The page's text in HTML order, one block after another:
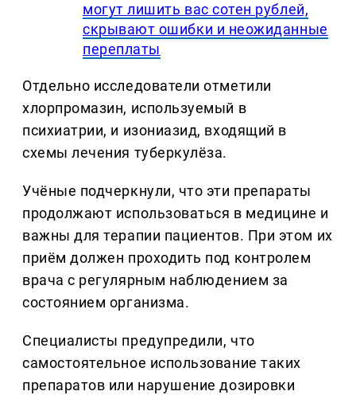
могут лишить вас сотен рублей,
скрывают ошибки и неожиданные
переплаты
Отдельно исследователи отметили
хлорпромазин, используемый в
психиатрии, и изониазид, входящий в
схемы лечения туберкулёза.
Учёные подчеркнули, что эти препараты
продолжают использоваться в медицине и
важны для терапии пациентов. При этом их
приём должен проходить под контролем
врача с регулярным наблюдением за
состоянием организма.
Специалисты предупредили, что
самостоятельное использование таких
препаратов или нарушение дозировки